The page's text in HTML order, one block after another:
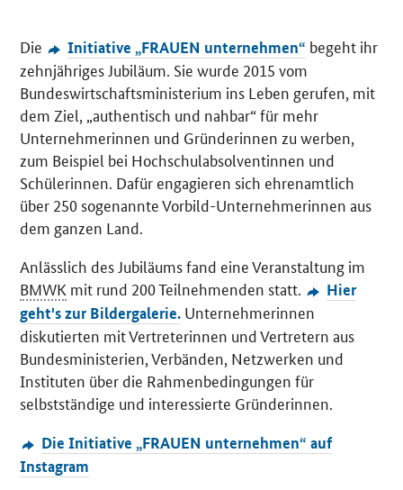
Die Initiative „FRAUEN unternehmen“ begeht ihr
zehnjähriges Jubiläum. Sie wurde 2015 vom
Bundeswirtschaftsministerium ins Leben gerufen, mit
dem Ziel, „authentisch und nahbar“ für mehr
Unternehmerinnen und Gründerinnen zu werben,
zum Beispiel bei Hochschulabsolventinnen und
Schülerinnen. Dafür engagieren sich ehrenamtlich
über 250 sogenannte Vorbild-Unternehmerinnen aus
dem ganzen Land.
Anlässlich des Jubiläums fand eine Veranstaltung im
BMWK mit rund 200 Teilnehmenden statt.
Hier
geht's zur Bildergalerie. Unternehmerinnen
diskutierten mit Vertreterinnen und Vertretern aus
Bundesministerien, Verbänden, Netzwerken und
Instituten über die Rahmenbedingungen für
selbstständige und interessierte Gründerinnen.
Die Initiative „FRAUEN unternehmen“ auf
Instagram